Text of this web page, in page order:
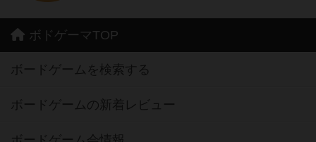
ボドゲーマTOP
ボードゲームを検索する
ボードゲームの新着レビュー